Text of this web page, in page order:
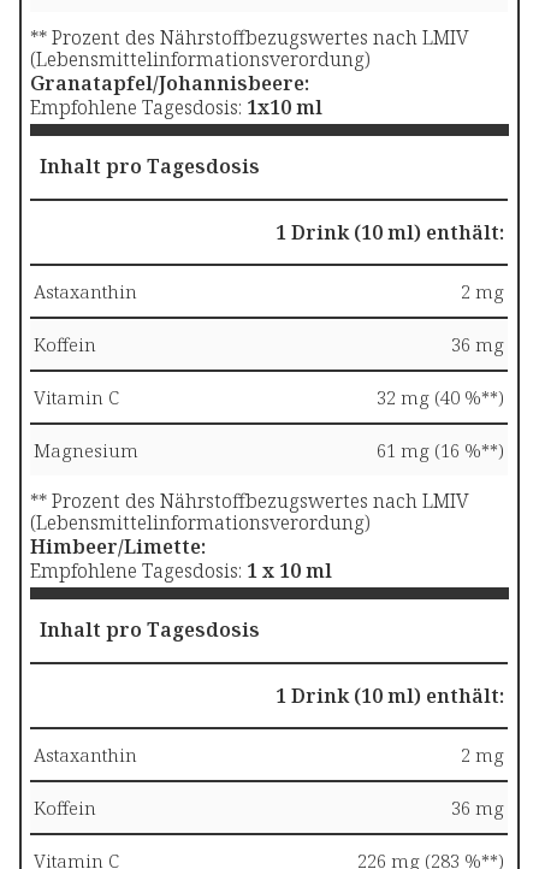
** Prozent des Nährstoffbezugswertes nach LMIV
(Lebensmittelinformationsverordung)
Granatapfel/Johannisbeere:
Empfohlene Tagesdosis: 1x10 ml
Inhalt pro Tagesdosis
1 Drink (10 ml) enthält:
Astaxanthin 2 mg
Koffein 36 mg
Vitamin C 32 mg (40 %**)
Magnesium 61 mg (16 %**)
** Prozent des Nährstoffbezugswertes nach LMIV
(Lebensmittelinformationsverordung)
Himbeer/Limette:
Empfohlene Tagesdosis: 1 x 10 ml
Inhalt pro Tagesdosis
1 Drink (10 ml) enthält:
Astaxanthin 2 mg
Koffein 36 mg
Vitamin C 226 mg (283 %**)